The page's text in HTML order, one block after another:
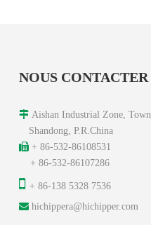
NOUS CONTACTER
 Aishan Industrial Zone,
Shandong, P.R.China
 + 86-532-86108531
+ 86-532-86107286
 + 86-138 5328 7536
 hichippera@hichipper.com